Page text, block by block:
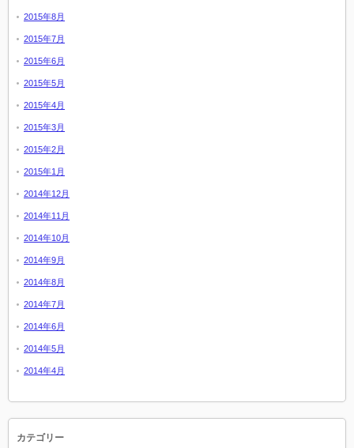
2015年8月
2015年7月
2015年6月
2015年5月
2015年4月
2015年3月
2015年2月
2015年1月
2014年12月
2014年11月
2014年10月
2014年9月
2014年8月
2014年7月
2014年6月
2014年5月
2014年4月
カテゴリー